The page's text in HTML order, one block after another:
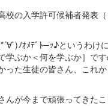
校の入学許可候補者発表
ﾉｵﾒﾃﾞﾄ─ｯ♪というわけ
学ぶか＜何を学ぶか］で
った生徒の皆さん、これ
んが今まで頑張ってきた